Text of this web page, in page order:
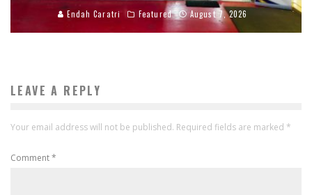
Endah Caratri Featured August 7, 2026
LEAVE A REPLY
Your email address will not be published. Required fields are marked *
Comment*